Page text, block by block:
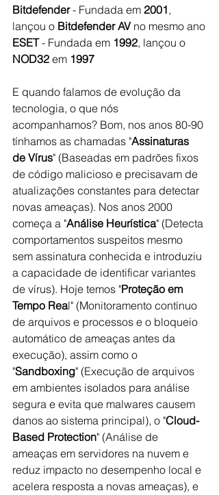
Bitdefender - Fundada em 2001,
lançou o Bitdefender AV no mesmo ano
ESET - Fundada em 1992, lançou o
NOD32 em 1997
E quando falamos de evolução da
tecnologia, o que nós
acompanhamos? Bom, nos anos 80-90
tínhamos as chamadas "Assinaturas
de Vírus" (Baseadas em padrões fixos
de código malicioso e precisavam de
atualizações constantes para detectar
novas ameaças). Nos anos 2000
começa a "Análise Heurística" (Detecta
comportamentos suspeitos mesmo
sem assinatura conhecida e introduziu
a capacidade de identificar variantes
de vírus). Hoje temos "Proteção em
Tempo Real" (Monitoramento contínuo
de arquivos e processos e o bloqueio
automático de ameaças antes da
execução), assim como o
"Sandboxing" (Execução de arquivos
em ambientes isolados para análise
segura e evita que malwares causem
danos ao sistema principal), o "Cloud-
Based Protection" (Análise de
ameaças em servidores na nuvem e
reduz impacto no desempenho local e
acelera resposta a novas ameaças), e